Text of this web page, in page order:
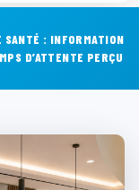
SANTÉ : INFORMATION
D’ATTENTE PERÇU